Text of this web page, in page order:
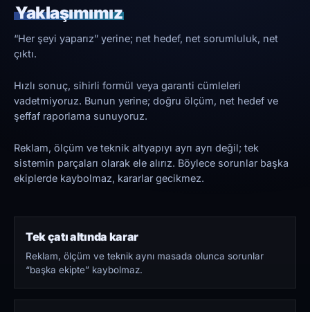
Yaklaşımımız
“Her şeyi yaparız” yerine; net hedef, net sorumluluk, net
çıktı.
Hızlı sonuç, sihirli formül veya garanti cümleleri
vadetmiyoruz. Bunun yerine; doğru ölçüm, net hedef ve
şeffaf raporlama sunuyoruz.
Reklam, ölçüm ve teknik altyapıyı ayrı ayrı değil; tek
sistemin parçaları olarak ele alırız. Böylece sorunlar başka
ekiplerde kaybolmaz, kararlar gecikmez.
Tek çatı altında karar
Reklam, ölçüm ve teknik aynı masada olunca sorunlar
“başka ekipte” kaybolmaz.